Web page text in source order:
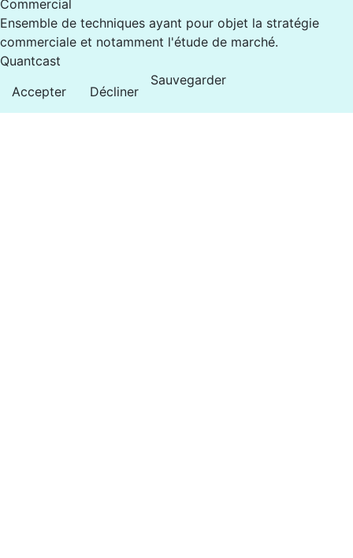
Commercial
Ensemble de techniques ayant pour objet la stratégie
commerciale et notamment l'étude de marché.
Quantcast
Accepter
Décliner
Sauvegarder